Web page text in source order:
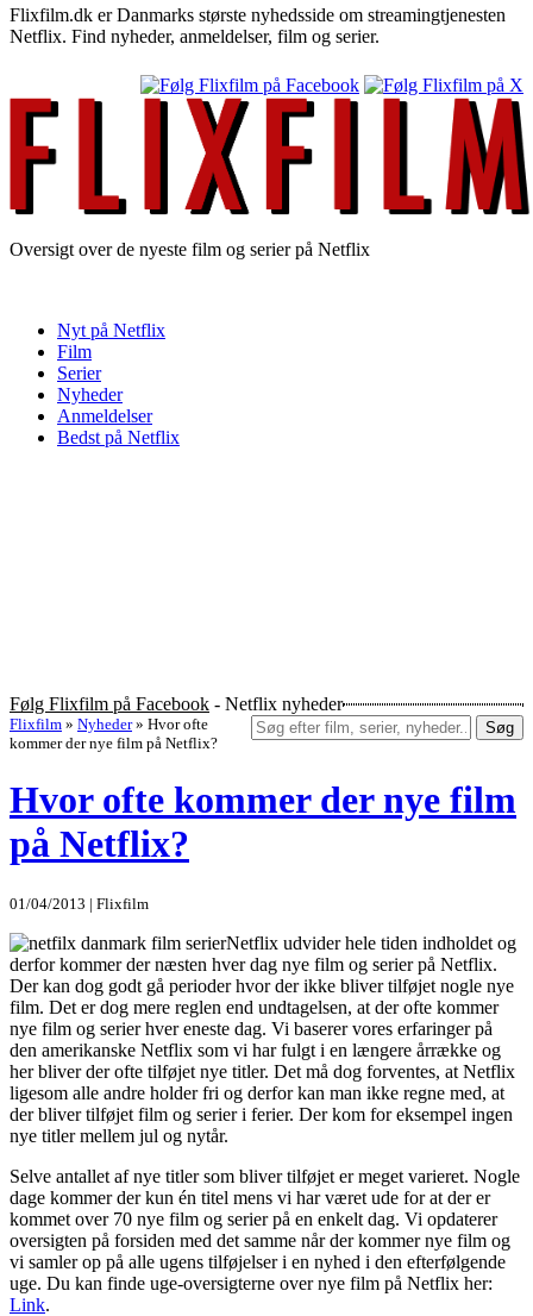
Flixfilm.dk er Danmarks største nyhedsside om streamingtjenesten
Netflix. Find nyheder, anmeldelser, film og serier.
Oversigt over de nyeste film og serier på Netflix
Nyt på Netflix
Film
Serier
Nyheder
Anmeldelser
Bedst på Netflix
Følg Flixfilm på Facebook - Netflix nyheder
Søg
Flixfilm » Nyheder » Hvor ofte
kommer der nye film på Netflix?
Hvor ofte kommer der nye film
på Netflix?
01/04/2013 | Flixfilm
Netflix udvider hele tiden indholdet og
derfor kommer der næsten hver dag nye film og serier på Netflix.
Der kan dog godt gå perioder hvor der ikke bliver tilføjet nogle nye
film. Det er dog mere reglen end undtagelsen, at der ofte kommer
nye film og serier hver eneste dag. Vi baserer vores erfaringer på
den amerikanske Netflix som vi har fulgt i en længere årrække og
her bliver der ofte tilføjet nye titler. Det må dog forventes, at Netflix
ligesom alle andre holder fri og derfor kan man ikke regne med, at
der bliver tilføjet film og serier i ferier. Der kom for eksempel ingen
nye titler mellem jul og nytår.
Selve antallet af nye titler som bliver tilføjet er meget varieret. Nogle
dage kommer der kun én titel mens vi har været ude for at der er
kommet over 70 nye film og serier på en enkelt dag. Vi opdaterer
oversigten på forsiden med det samme når der kommer nye film og
vi samler op på alle ugens tilføjelser i en nyhed i den efterfølgende
uge. Du kan finde uge-oversigterne over nye film på Netflix her:
Link.